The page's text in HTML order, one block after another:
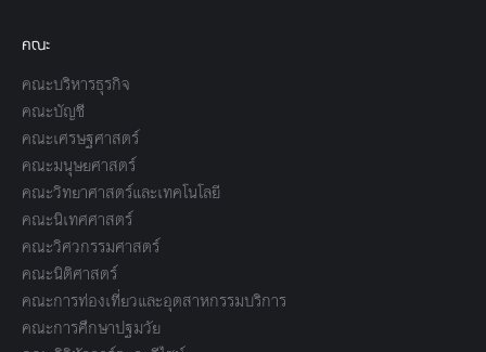
คณะ
คณะบริหารธุรกิจ
คณะบัญชี
คณะเศรษฐศาสตร์
คณะมนุษยศาสตร์
คณะวิทยาศาสตร์และเทคโนโลยี
คณะนิเทศศาสตร์
คณะวิศวกรรมศาสตร์
คณะนิติศาสตร์
คณะการท่องเที่ยวและอุตสาหกรรมบริการ
คณะการศึกษาปฐมวัย